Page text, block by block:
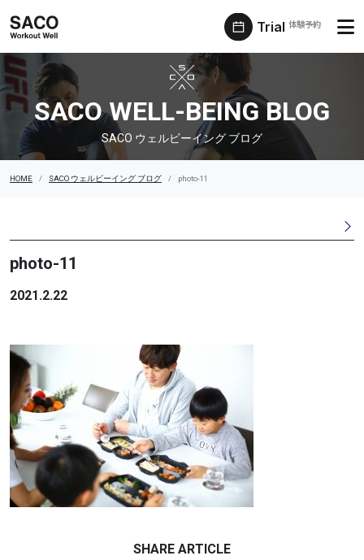
Trial 体験予約
SACO ウェルビーイング ブログ
SACO WELL-BEING BLOG
SACO ウェルビーイング ブログ
HOME SACO ウェルビーイング ブログ photo-11
photo-11
2021.2.22
SHARE ARTICLE